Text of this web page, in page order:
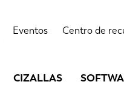
Eventos Centro de
CIZALLAS